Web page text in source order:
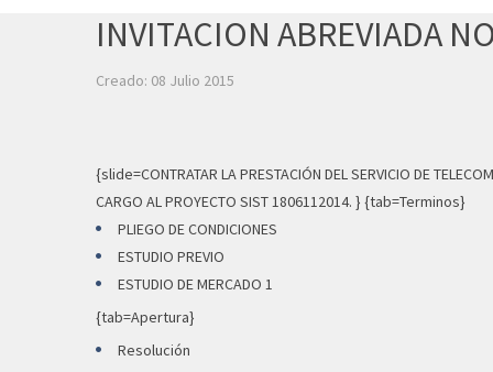
INVITACION ABREVIADA
Creado: 08 Julio 2015
{slide=CONTRATAR LA PRESTACIÓN DEL SERVICIO DE
CARGO AL PROYECTO SIST 1806112014. } {tab=Terminos}
PLIEGO DE CONDICIONES
ESTUDIO PREVIO
ESTUDIO DE MERCADO 1
{tab=Apertura}
Resolución